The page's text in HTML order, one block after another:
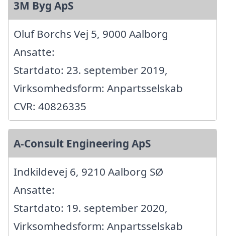
3M Byg ApS
Oluf Borchs Vej 5, 9000 Aalborg
Ansatte:
Startdato: 23. september 2019,
Virksomhedsform: Anpartsselskab
CVR: 40826335
A-Consult Engineering ApS
Indkildevej 6, 9210 Aalborg SØ
Ansatte:
Startdato: 19. september 2020,
Virksomhedsform: Anpartsselskab